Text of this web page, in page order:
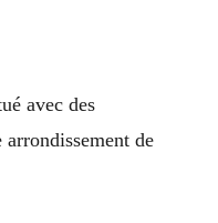
avec des
de